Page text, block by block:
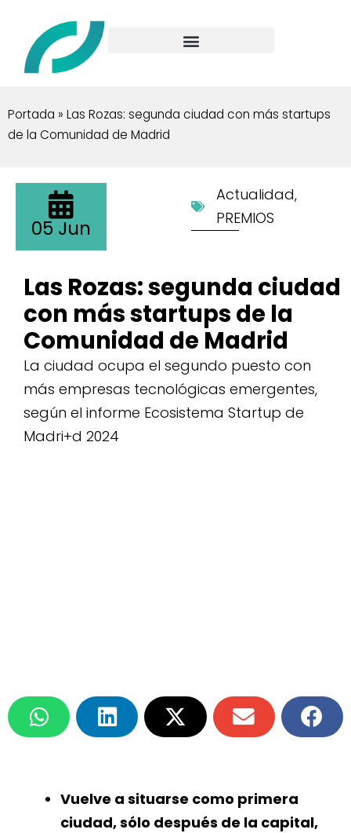
Portada » Las Rozas: segunda ciudad con más startups
de la Comunidad de Madrid
05 Jun
Actualidad,
PREMIOS
Las Rozas: segunda ciudad
con más startups de la
Comunidad de Madrid
La ciudad ocupa el segundo puesto con
más empresas tecnológicas emergentes,
según el informe Ecosistema Startup de
Madri+d 2024
Vuelve a situarse como primera
ciudad, sólo después de la capital,